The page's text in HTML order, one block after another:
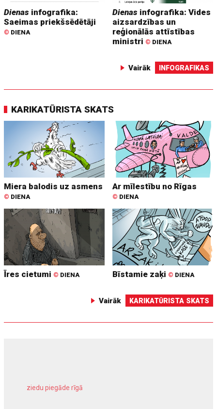
Dienas infografika:
Saeimas priekšsēdētāji
© DIENA
Dienas infografika: Vides
aizsardzības un
reģionālās attīstības
ministri © DIENA
Vairāk INFOGRAFIKAS
KARIKATŪRISTA SKATS
Miera balodis uz asmens
© DIENA
Ar mīlestību no Rīgas
© DIENA
Īres cietumi © DIENA Bīstamie zaķi © DIENA
Vairāk KARIKATŪRISTA SKATS
ziedu piegāde rīgā